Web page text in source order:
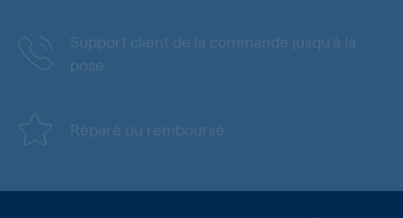
Support client de la commande jusqu'à la
pose
Réparé ou remboursé